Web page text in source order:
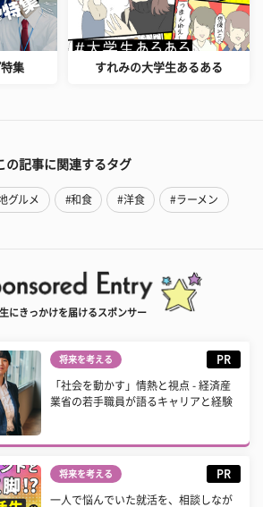
集 すれみの大学生あるある
の記事に関連するタグ
グルメ #和食 #洋食 #ラーメン
にきっかけを届けるスポンサー
将来を考える PR
「社会を動かす」情熱と視点 - 経済産
業省の若手職員が語るキャリアと経験
将来を考える PR
一人で悩んでいた就活を、相談しなが